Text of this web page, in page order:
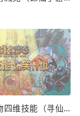
寻仙手游宠物四维技能（寻仙手游宠物四维技能怎么升级）